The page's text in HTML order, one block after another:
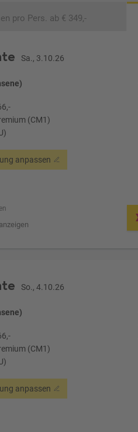
pro Pers. ab € 349,-
Sa., 3.10.26
(CM1)
anpassen
So., 4.10.26
(CM1)
anpassen